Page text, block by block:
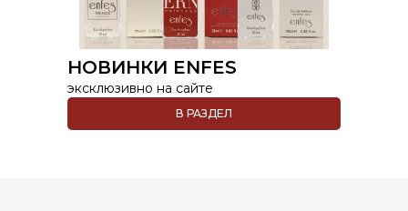
НОВИНКИ ENFES
эксклюзивно на сайте
В РАЗДЕЛ